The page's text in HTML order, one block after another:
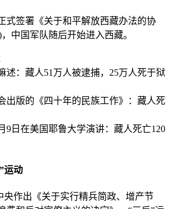
式签署《关于和平解放西藏办法的协
中国军队随后开始进入西藏。
述：藏人51万人被逮捕，25万人死于狱
出版的《四十年的民族工作》：藏人死
9日在美国耶鲁大学演讲：藏人死亡120
运动
央作出《关于实行精兵简政、增产节